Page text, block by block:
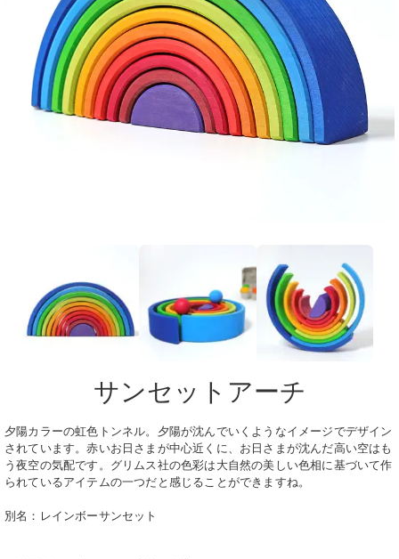
サンセットアーチ
夕陽カラーの虹色トンネル。夕陽が沈んでいくようなイメージでデザイン
されています。赤いお日さまが中心近くに、お日さまが沈んだ高い空はも
う夜空の気配です。グリムス社の色彩は大自然の美しい色相に基づいて作
られているアイテムの一つだと感じることができますね。
別名：レインボーサンセット